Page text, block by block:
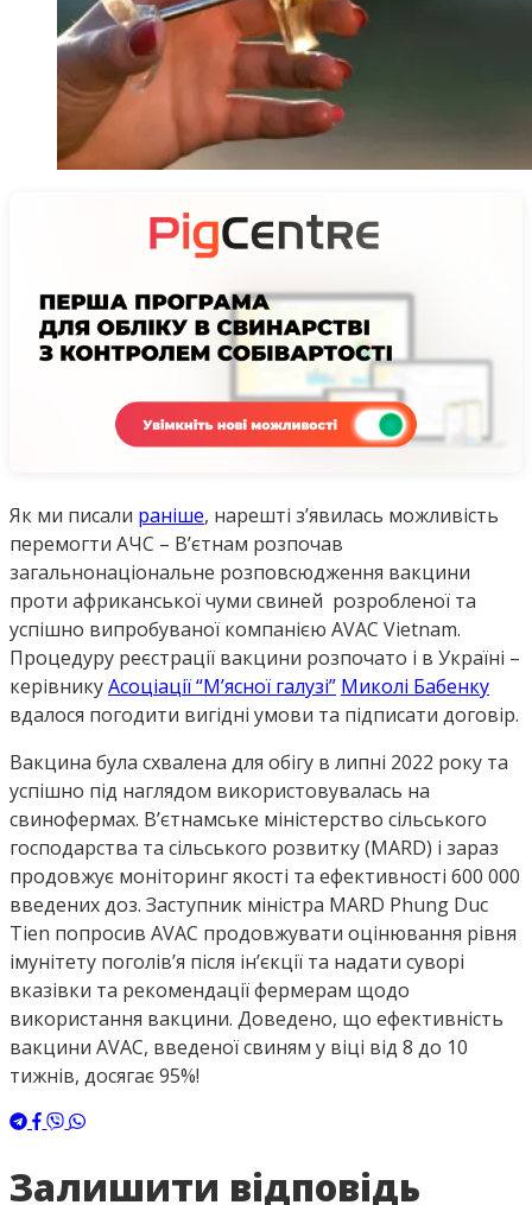
Як ми писали раніше, нарешті з’явилась можливість
перемогти АЧС – В’єтнам розпочав
загальнонаціональне розповсюдження вакцини
проти африканської чуми свиней розробленої та
успішно випробуваної компанією AVAC Vietnam.
Процедуру реєстрації вакцини розпочато і в Україні –
керівникуАсоціації “М’ясної галузі” Миколі Бабенку
вдалося погодити вигідні умови та підписати договір.
Вакцина була схвалена для обігу в липні 2022 року та
успішно під наглядом використовувалась на
свинофермах. В’єтнамське міністерство сільського
господарства та сільського розвитку (MARD) і зараз
продовжує моніторинг якості та ефективності 600 000
введених доз. Заступник міністра MARD Phung Duc
Tien попросив AVAC продовжувати оцінювання рівня
імунітету поголів’я після ін’єкції та надати суворі
вказівки та рекомендації фермерам щодо
використання вакцини. Доведено, що ефективність
вакцини AVAC, введеної свиням у віці від 8 до 10
тижнів, досягає 95%!
Залишити відповідь